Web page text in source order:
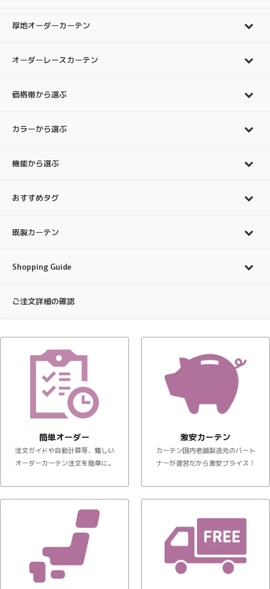
厚地オーダーカーテン
オーダーレースカーテン
価格帯から選ぶ
カラーから選ぶ
機能から選ぶ
おすすめタグ
既製カーテン
Shopping Guide
ご注文詳細の確認
簡単オーダー
注文ガイドや自動計算等、難しい
オーダーカーテン注文を簡単に。
激安カーテン
カーテン国内老舗製造元のパート
ナーが運営だから激安プライス！